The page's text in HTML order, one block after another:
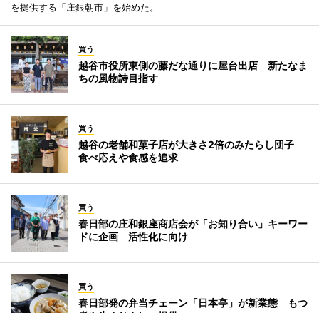
を提供する「庄銀朝市」を始めた。
買う
越谷市役所東側の藤だな通りに屋台出店 新たなま
ちの風物詩目指す
買う
越谷の老舗和菓子店が大きさ2倍のみたらし団子
食べ応えや食感を追求
買う
春日部の庄和銀座商店会が「お知り合い」キーワー
ドに企画 活性化に向け
買う
春日部発の弁当チェーン「日本亭」が新業態 もつ